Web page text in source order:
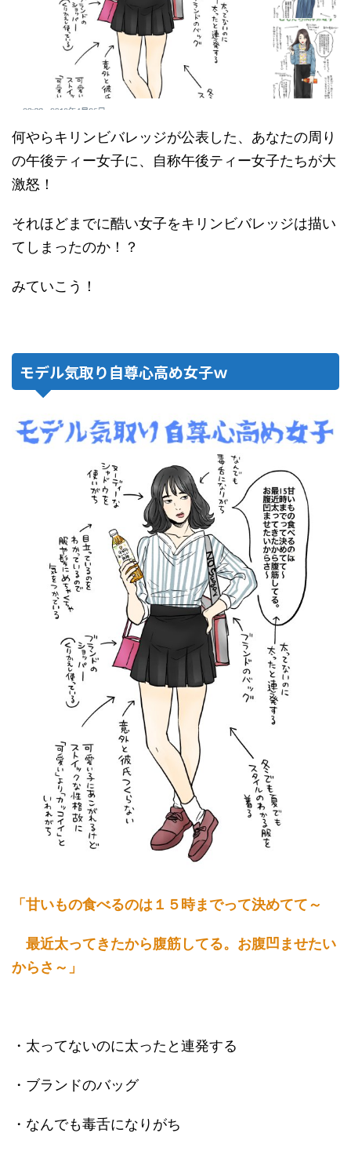
何やらキリンビバレッジが公表した、あなたの周り
の午後ティー女子に、自称午後ティー女子たちが大
激怒！
それほどまでに酷い女子をキリンビバレッジは描い
てしまったのか！？
みていこう！
モデル気取り自尊心高め女子ｗ
「甘いもの食べるのは１５時までって決めてて～
最近太ってきたから腹筋してる。お腹凹ませたい
からさ～」
・太ってないのに太ったと連発する
・ブランドのバッグ
・なんでも毒舌になりがち